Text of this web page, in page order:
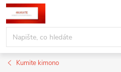
Přejít
na
obsah
Kumite kimono